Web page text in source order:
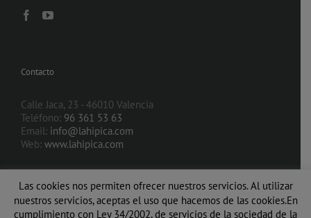
Contacto
Calle Jaca, 23 - 46010 Valencia
Teléfono: 96 361 53 63
Email: info@lahipica.com
Web: www.lahipica.com
Las cookies nos permiten ofrecer nuestros servicios. Al utilizar
nuestros servicios, aceptas el uso que hacemos de las cookies.En
cumplimiento con Ley 34/2002, de servicios de la sociedad de la